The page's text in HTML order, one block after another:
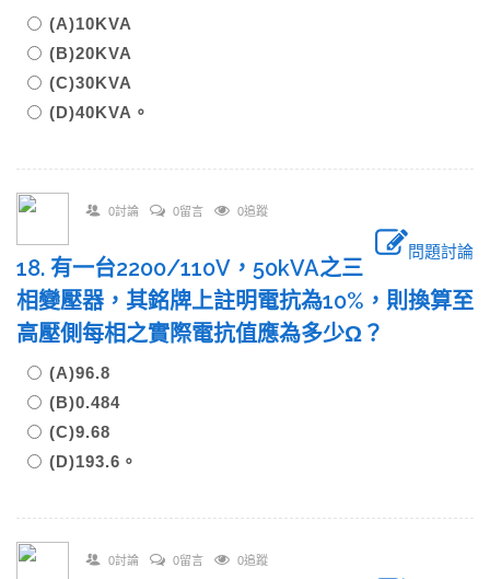
(A)10KVA
(B)20KVA
(C)30KVA
(D)40KVA。
0討論 0留言 0追蹤
問題討論
18. 有一台2200/110V，50kVA之三
相變壓器，其銘牌上註明電抗為10%，則換算至
高壓側每相之實際電抗值應為多少Ω？
(A)96.8
(B)0.484
(C)9.68
(D)193.6。
0討論 0留言 0追蹤